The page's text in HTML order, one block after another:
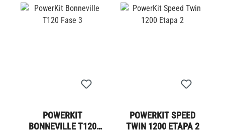
POWERKIT
BONNEVILLE T120
POWERKIT SPEED
TWIN 1200 ETAPA 2